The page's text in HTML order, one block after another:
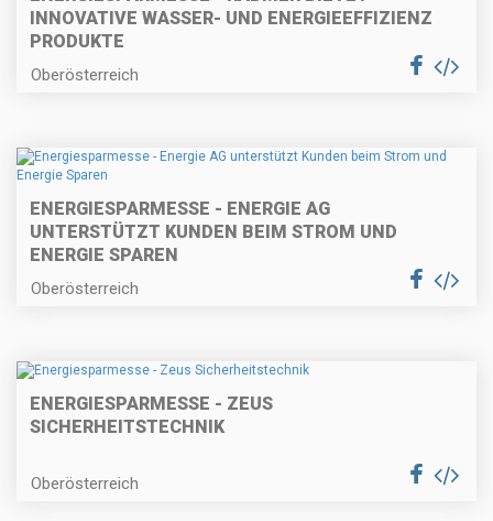
INNOVATIVE WASSER- UND ENERGIEEFFIZIENZ
PRODUKTE
Oberösterreich
ENERGIESPARMESSE - ENERGIE AG
UNTERSTÜTZT KUNDEN BEIM STROM UND
ENERGIE SPAREN
Oberösterreich
ENERGIESPARMESSE - ZEUS
SICHERHEITSTECHNIK
Oberösterreich